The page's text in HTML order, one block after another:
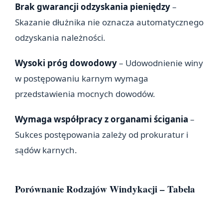
Brak gwarancji odzyskania pieniędzy–
Skazanie dłużnika nie oznacza automatycznego
odzyskania należności.
Wysoki próg dowodowy– Udowodnienie winy
w postępowaniu karnym wymaga
przedstawienia mocnych dowodów.
Wymaga współpracy z organami ścigania –
Sukces postępowania zależy od prokuratur i
sądów karnych.
Porównanie Rodzajów Windykacji – Tabela